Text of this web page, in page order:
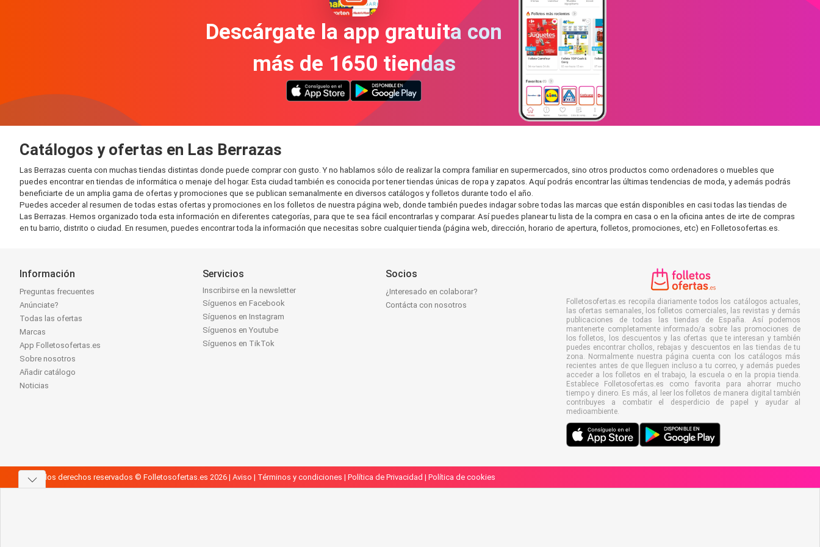
Descárgate la app gratuita con
más de 1650 tiendas
Catálogos y ofertas en Las Berrazas
Las Berrazas cuenta con muchas tiendas distintas donde puede comprar con gusto. Y no hablamos sólo de realizar la compra familiar en supermercados, sino otros productos como ordenadores o muebles que
puedes encontrar en tiendas de informática o menaje del hogar. Esta ciudad también es conocida por tener tiendas únicas de ropa y zapatos. Aquí podrás encontrar las últimas tendencias de moda, y además podrás
beneficiarte de un amplia gama de ofertas y promociones que se publican semanalmente en diversos catálogos y folletos durante todo el año.
Puedes acceder al resumen de todas estas ofertas y promociones en los folletos de nuestra página web, donde también puedes indagar sobre todas las marcas que están disponibles en casi todas las tiendas de
Las Berrazas. Hemos organizado toda esta información en diferentes categorías, para que te sea fácil encontrarlas y comparar. Así puedes planear tu lista de la compra en casa o en la oficina antes de irte de compras
en tu barrio, distrito o ciudad. En resumen, puedes encontrar toda la información que necesitas sobre cualquier tienda (página web, dirección, horario de apertura, folletos, promociones, etc) en Folletosofertas.es.
Información
Preguntas frecuentes
Anúnciate?
Todas las ofertas
Marcas
App Folletosofertas.es
Sobre nosotros
Añadir catálogo
Noticias
Servicios
Inscribirse en la newsletter
Síguenos en Facebook
Síguenos en Instagram
Síguenos en Youtube
Síguenos en TikTok
Socios
¿Interesado en colaborar?
Contácta con nosotros
Folletosofertas.es recopila diariamente todos los catálogos actuales,
las ofertas semanales, los folletos comerciales, las revistas y demás
publicaciones de todas las tiendas de España. Así podemos
mantenerte completamente informado/a sobre las promociones de
los folletos, los descuentos y las ofertas que te interesan y también
puedes encontrar chollos, rebajas y descuentos en las tiendas de tu
zona. Normalmente nuestra página cuenta con los catálogos más
recientes antes de que lleguen incluso a tu correo, y además puedes
acceder a los folletos en el trabajo, la escuela o en la propia tienda.
Establece Folletosofertas.es como favorita para ahorrar mucho
tiempo y dinero. Es más, al leer los folletos de manera digital también
contribuyes a combatir el desperdicio de papel y ayudar al
medioambiente.
Todos los derechos reservados © Folletosofertas.es 2026 | Aviso | Términos y condiciones | Política de Privacidad | Política de cookies